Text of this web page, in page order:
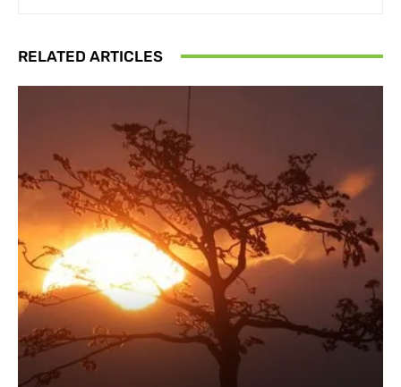
RELATED ARTICLES